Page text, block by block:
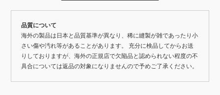
品質について
海外の製品は日本と品質基準が異なり、稀に縫製が雑であったり小
さい傷や汚れ等があることがあります。 充分に検品してからお送
りしておりますが、海外の正規店で欠陥品と認められない程度の不
具合については返品の対象になりませんので予めご了承ください。